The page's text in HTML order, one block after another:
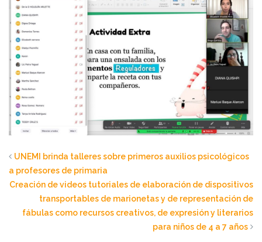
UNEMI brinda talleres sobre primeros auxilios psicológicos
a profesores de primaria
Creación de videos tutoriales de elaboración de dispositivos
transportables de marionetas y de representación de
fábulas como recursos creativos, de expresión y literarios
para niños de 4 a 7 años